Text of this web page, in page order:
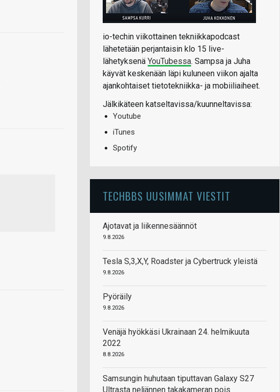
io-techin viikottainen tekniikkapodcast
lähetetään perjantaisin klo 15 live-
lähetyksenä YouTubessa. Sampsa ja Juha
käyvät keskenään läpi kuluneen viikon ajalta
ajankohtaiset tietotekniikka- ja mobiiliaiheet.
Jälkikäteen katseltavissa/kuunneltavissa:
Youtube
iTunes
Spotify
TECHBBS UUSIMMAT VIESTIT
Ajotavat ja liikennesäännöt
9.8.2026
Tesla S,3,X,Y, Roadster ja Cybertruck yleistä
9.8.2026
Pyöräily
9.8.2026
Venäjä hyökkäsi Ukrainaan 24. helmikuuta
2022
8.8.2026
Samsungin huhutaan tiputtavan Galaxy S27
Ultrasta neljännen takakameran pois